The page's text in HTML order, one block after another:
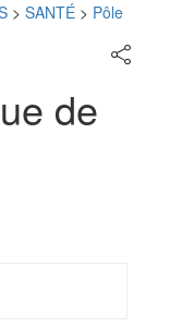
> SANTÉ > Pôle
Partager
sur
de